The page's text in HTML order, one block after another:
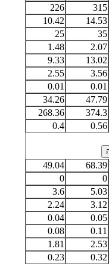
315
226
14.53
10.42
35
25
2.07
1.48
13.02
9.33
3.56
2.55
0.01
0.01
47.79
34.26
374.3
268.36
0.56
0.4
68.39
49.04
0
0
5.03
3.6
3.12
2.24
0.05
0.04
0.11
0.08
2.53
1.81
0.32
0.23